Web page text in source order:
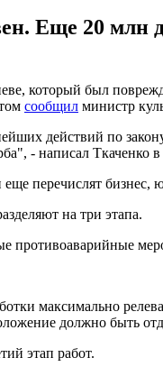
Еще 20 млн
который был
сообщил министр
действий по
- написал Ткаченко в
перечислят
на три этапа.
противоаварийные
максимально
должно быть
этап работ.